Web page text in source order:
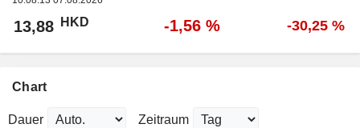
13,88 HKD -1,56 % -30,25 %
Chart
Dauer Zeitraum